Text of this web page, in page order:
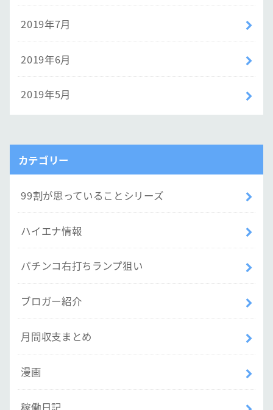
2019年7月
2019年6月
2019年5月
カテゴリー
99割が思っていることシリーズ
ハイエナ情報
パチンコ右打ちランプ狙い
ブロガー紹介
月間収支まとめ
漫画